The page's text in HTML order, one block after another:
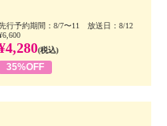
行予約期間：8/7〜11 放送日：8/12
(税込)
35%OFF